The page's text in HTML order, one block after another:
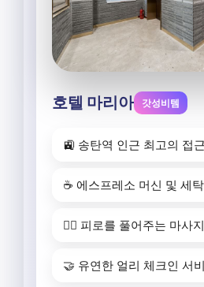
호텔 마리아 갓성비템
🚉 송탄역 인근 최고의 접
☕️ 에스프레소 머신 및 세
💆‍♂️ 피로를 풀어주는 마사
🤝 유연한 얼리 체크인 서